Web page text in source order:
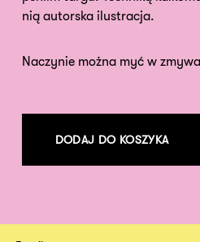
nią autorska ilustracja.
Naczynie można myć w
DODAJ DO KOSZYKA